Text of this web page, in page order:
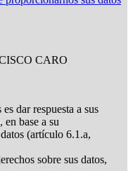
CARO
dar respuesta a sus
base a su
(artículo 6.1.a,
sobre sus datos,